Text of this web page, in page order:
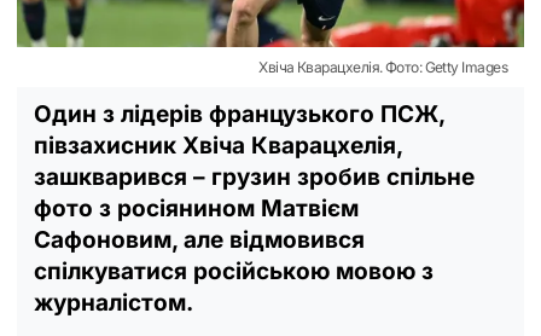
Хвіча Кварацхелія. Фото: Gettу Images
Один з лідерів французького ПСЖ,
півзахисник Хвіча Кварацхелія,
зашкварився – грузин зробив спільне
фото з росіянином Матвієм
Сафоновим, але відмовився
спілкуватися російською мовою з
журналістом.